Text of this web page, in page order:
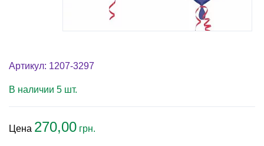
Артикул: 1207-3297
В наличии 5 шт.
Цена 270,00 грн.